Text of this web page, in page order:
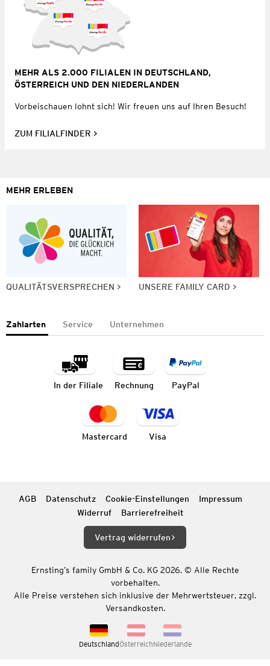
MEHR ALS 2.000 FILIALEN IN DEUTSCHLAND,
ÖSTERREICH UND DEN NIEDERLANDEN
Vorbeischauen lohnt sich! Wir freuen uns auf Ihren Besuch!
ZUM FILIALFINDER
MEHR ERLEBEN
QUALITÄTSVERSPRECHEN UNSERE FAMILY CARD
Zahlarten Service Unternehmen
In der Filiale Rechnung PayPal
Mastercard Visa
AGB Datenschutz Cookie-Einstellungen
Impressum
Widerruf
Barrierefreiheit
Vertrag widerrufen
Ernsting’s family GmbH & Co. KG 2026. © Alle Rechte
vorbehalten.
Alle Preise verstehen sich inklusive der Mehrwertsteuer, zzgl.
Versandkosten.
DeutschlandÖsterreichNiederlande